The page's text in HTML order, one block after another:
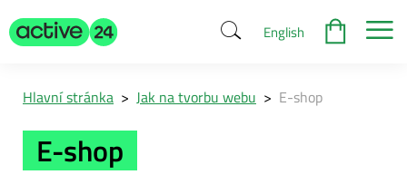
English
Hlavní stránka > Jak na tvorbu webu > E-shop
E-shop